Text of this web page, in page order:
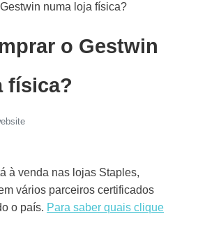
numa loja física?
o Gestwin
física?
à venda nas lojas Staples,
vários parceiros certificados
o país. Para saber quais clique